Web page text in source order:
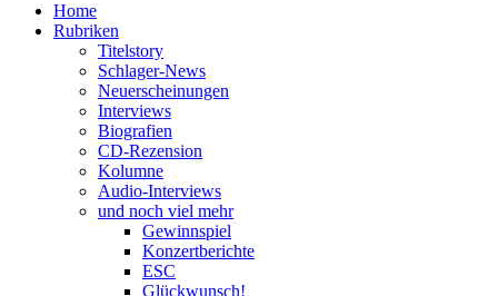
Home
Rubriken
Titelstory
Schlager-News
Neuerscheinungen
Interviews
Biografien
CD-Rezension
Kolumne
Audio-Interviews
und noch viel mehr
Gewinnspiel
Konzertberichte
ESC
Glückwunsch!